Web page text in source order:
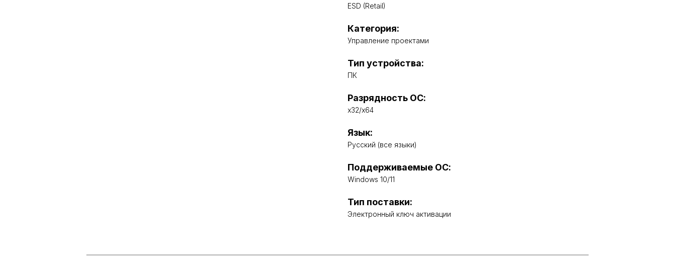
ESD (Retail)
Категория:
Управление проектами
Тип устройства:
ПК
Разрядность ОС:
x32/x64
Язык:
Русский (все языки)
Поддерживаемые ОС:
Windows 10/11
Тип поставки:
Электронный ключ активации